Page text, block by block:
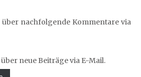
nachfolgende Kommentare via
neue Beiträge via E-Mail.